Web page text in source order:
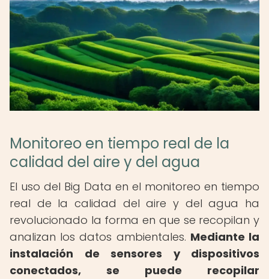
Monitoreo en tiempo real de la
calidad del aire y del agua
El uso del Big Data en el monitoreo en tiempo
real de la calidad del aire y del agua ha
revolucionado la forma en que se recopilan y
analizan los datos ambientales. Mediante la
instalación de sensores y dispositivos
conectados, se puede recopilar